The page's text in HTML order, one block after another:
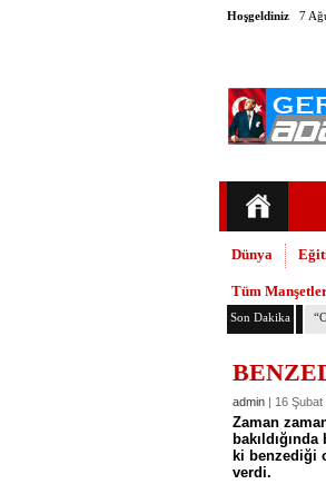
Hoşgeldiniz 7
Dünya
Tüm
Son Dakika
admin | 16 Şubat
Zaman
ki benzediği
verdi.